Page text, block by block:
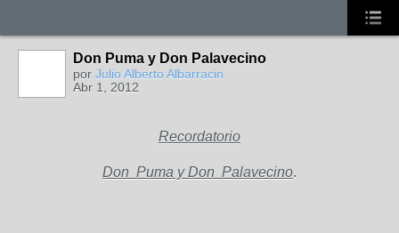
Don Puma y Don Palavecino
por Julio Alberto Albarracin
Abr 1, 2012
Recordatorio
Don Puma y Don Palavecino.